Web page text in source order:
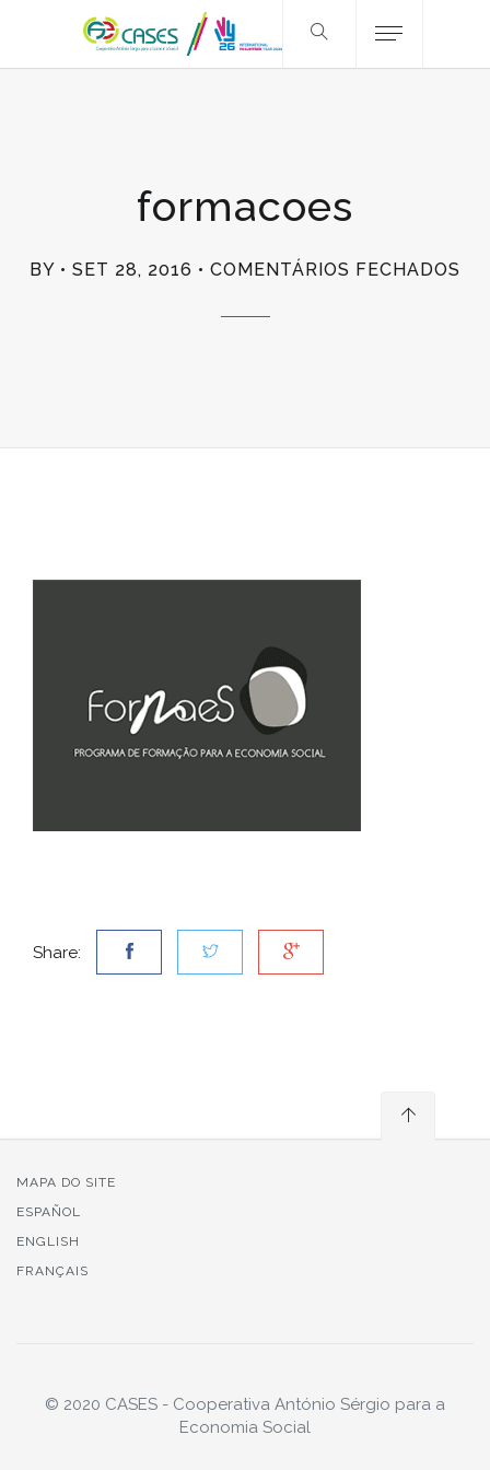
formacoes
BY SET 28, 2016 COMENTÁRIOS FECHADOS
Share:
MAPA DO SITE
ESPAÑOL
ENGLISH
FRANÇAIS
© 2020 CASES - Cooperativa António Sérgio para a
Economia Social